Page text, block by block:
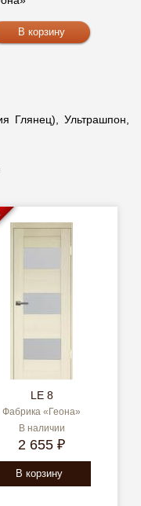
Глянец), Ультрашпон,
LE 8
Фабрика «Геона»
В наличии
2 655 ₽
В корзину